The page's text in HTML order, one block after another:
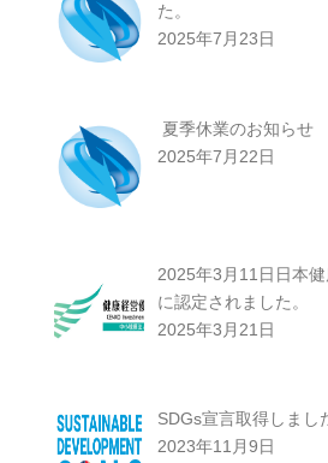
た。
2025年7月23日
夏季休業のお知らせ
2025年7月22日
2025年3月11日日本
に認定されました。
2025年3月21日
SDGs宣言取得しまし
2023年11月9日